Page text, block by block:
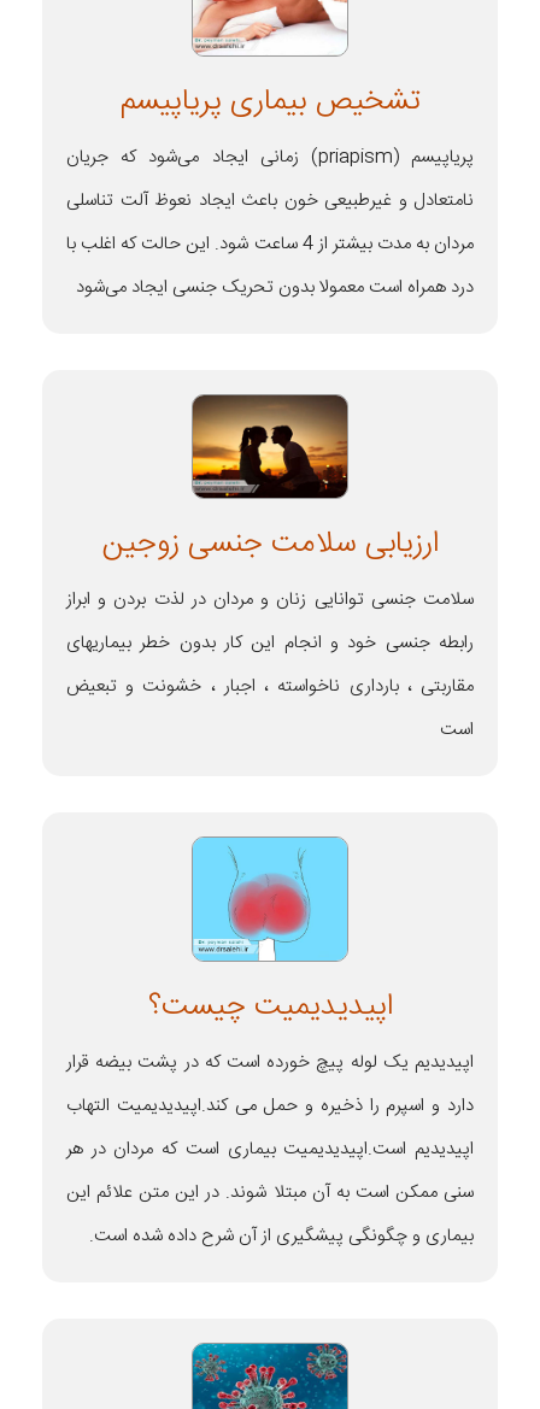
تشخیص بیماری پریاپیسم
پریاپیسم (priapism) زمانی ایجاد می‌شود که جریان
نامتعادل و غیرطبیعی خون باعث ایجاد نعوظ آلت تناسلی
مردان به مدت بیشتر از 4 ساعت شود. این حالت که اغلب با
درد همراه است معمولا بدون تحریک جنسی ایجاد می‌شود
ارزیابی سلامت جنسی زوجین
سلامت جنسی توانایی زنان و مردان در لذت بردن و ابراز
رابطه جنسی خود و انجام این کار بدون خطر بیماریهای
مقاربتی ، بارداری ناخواسته ، اجبار ، خشونت و تبعیض
است
اپیدیدیمیت چیست؟
اپیدیدیم یک لوله پیچ خورده است که در پشت بیضه قرار
دارد و اسپرم را ذخیره و حمل می کند.اپیدیدیمیت التهاب
اپیدیدیم است.اپیدیدیمیت بیماری است که مردان در هر
سنی ممکن است به آن مبتلا شوند. در این متن علائم این
بیماری و چگونگی پیشگیری از آن شرح داده شده است.